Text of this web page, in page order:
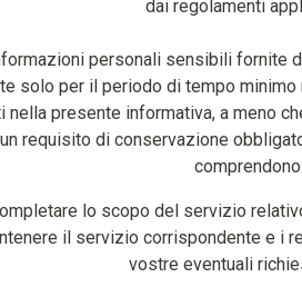
dai regolamenti
personali sensibili fornite
solo per il periodo di tempo
nella presente informativa, a meno
requisito di conservazione
comprendono:
lo scopo del servizio
il servizio corrispondente e i
vostre eventuali